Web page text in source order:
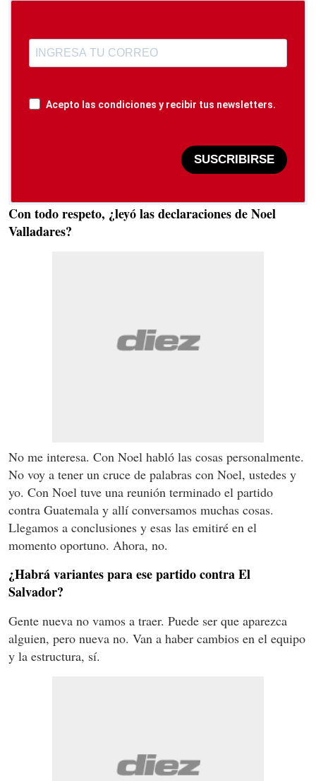
Acepto las condiciones y recibir tus newsletters.
SUSCRIBIRSE
Con todo respeto, ¿leyó las declaraciones de Noel
Valladares?
No me interesa. Con Noel habló las cosas personalmente.
No voy a tener un cruce de palabras con Noel, ustedes y
yo. Con Noel tuve una reunión terminado el partido
contra Guatemala y allí conversamos muchas cosas.
Llegamos a conclusiones y esas las emitiré en el
momento oportuno. Ahora, no.
¿Habrá variantes para ese partido contra El
Salvador?
Gente nueva no vamos a traer. Puede ser que aparezca
alguien, pero nueva no. Van a haber cambios en el equipo
y la estructura, sí.